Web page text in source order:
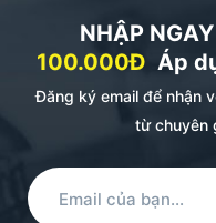
NHẬP
100.000Đ Áp
Đăng ký email để nhận
từ chuyên